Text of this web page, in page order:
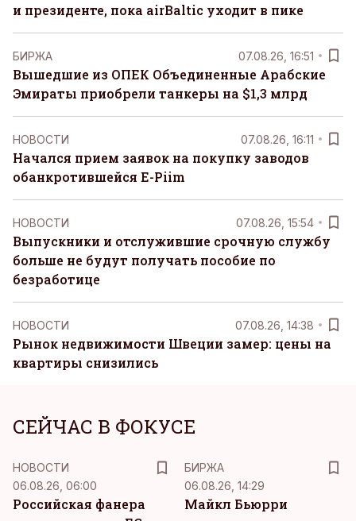
и президенте, пока airBaltic уходит в пике
БИРЖА 07.08.26, 16:51
Вышедшие из ОПЕК Объединенные Арабские
Эмираты приобрели танкеры на $1,3 млрд
НОВОСТИ 07.08.26, 16:11
Начался прием заявок на покупку заводов
обанкротившейся E-Piim
НОВОСТИ 07.08.26, 15:54
Выпускники и отслужившие срочную службу
больше не будут получать пособие по
безработице
НОВОСТИ 07.08.26, 14:38
Рынок недвижимости Швеции замер: цены на
квартиры снизились
СЕЙЧАС В ФОКУСЕ
НОВОСТИ
06.08.26, 06:00
Российская фанера
БИРЖА
06.08.26, 14:29
Майкл Бьюрри